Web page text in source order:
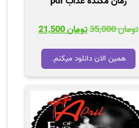
تومان35,000
قیمت
تومان 35,000
بود.
تومان21,500
قیمت
همین الان دانلود میکنم.